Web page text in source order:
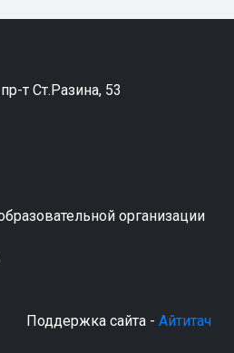
т Ст.Разина, 53
организации
Поддержка сайта - Айтитач